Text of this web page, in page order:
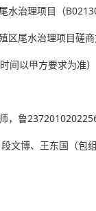
水治理项目（
区尾水治理项目磋
间以甲方要求为准）
，鲁
文博、王东国（包